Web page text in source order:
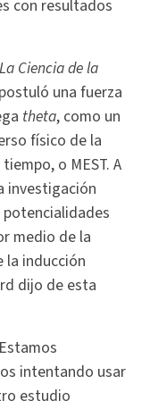
con resultados
La Ciencia de la
una fuerza
theta, como un
físico de la
o MEST. A
investigación
medio de la
la inducción
dijo de esta
intentando usar
estudio